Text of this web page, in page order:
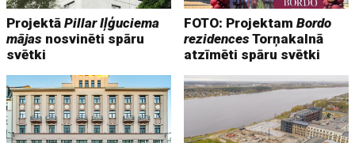
ProjektāPillar Iļģuciema
mājas nosvinēti spāru
svētki
FOTO: ProjektamBordo
rezidencesTorņakalnā
atzīmēti spāru svētki